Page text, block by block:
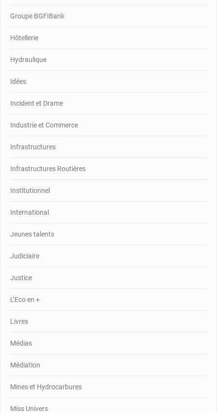
Groupe BGFIBank
Hôtellerie
Hydraulique
Idées
Incident et Drame
Industrie et Commerce
Infrastructures
Infrastructures Routières
Institutionnel
International
Jeunes talents
Judiciaire
Justice
L’Eco en +
Livres
Médias
Médiation
Mines et Hydrocarbures
Miss Univers